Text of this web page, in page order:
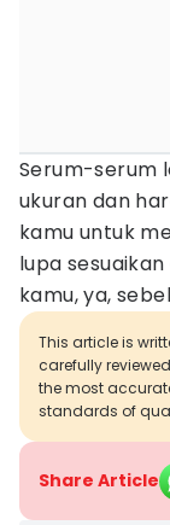
Serum-serum
ukuran dan
kamu untuk
lupa
kamu, ya,
This article is
carefully
the most
standards of
Share Article